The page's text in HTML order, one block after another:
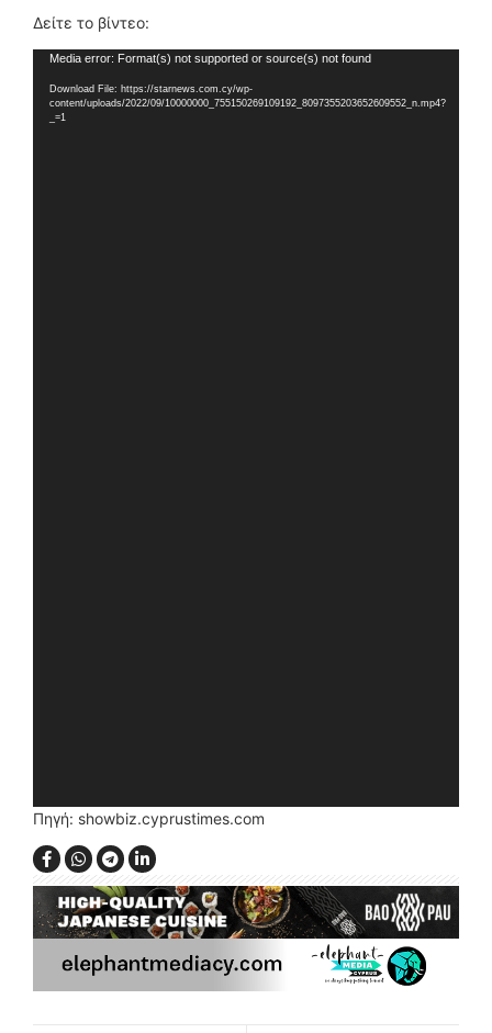
Δείτε το βίντεο:
Video
Player
Media error: Format(s) not supported or source(s) not found
Download File: https://starnews.com.cy/wp-
content/uploads/2022/09/10000000_755150269109192_8097355203652609552_n.mp4?
_=1
Πηγή: showbiz.cyprustimes.com